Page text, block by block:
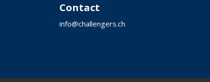
Contact
info@challengers.ch